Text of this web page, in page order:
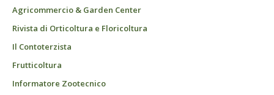
Agricommercio & Garden Center
Rivista di Orticoltura e Floricoltura
Il Contoterzista
Frutticoltura
Informatore Zootecnico